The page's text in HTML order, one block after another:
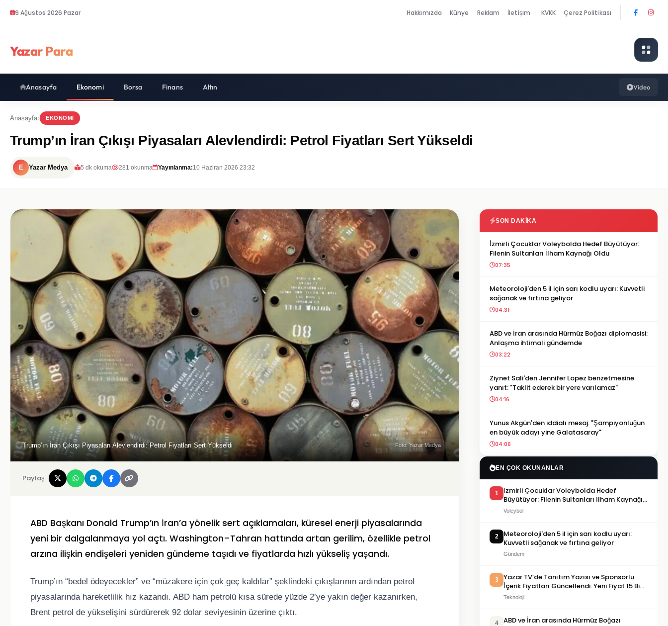
9 Ağustos 2026 Pazar Hakkımızda Künye Reklam İletişim KVKK Çerez Politikası
Yazar Para
Anasayfa Ekonomi Borsa Finans Altın Video
Anasayfa EKONOMI
Trump’ın İran Çıkışı Piyasaları Alevlendirdi: Petrol Fiyatları Sert Yükseldi
E Yazar Medya 5 dk okuma 281 okunma Yayınlanma:10 Haziran 2026 23:32
Trump’ın İran Çıkışı Piyasaları Alevlendirdi: Petrol Fiyatları Sert Yükseldi Foto: Yazar Medya
Paylaş
ABD Başkanı Donald Trump’ın İran’a yönelik sert açıklamaları, küresel enerji piyasalarında
yeni bir dalgalanmaya yol açtı. Washington–Tahran hattında artan gerilim, özellikle petrol
arzına ilişkin endişeleri yeniden gündeme taşıdı ve fiyatlarda hızlı yükseliş yaşandı.
Trump’ın “bedel ödeyecekler” ve “müzakere için çok geç kaldılar” şeklindeki çıkışlarının ardından petrol
piyasalarında hareketlilik hız kazandı. ABD ham petrolü kısa sürede yüzde 2’ye yakın değer kazanırken,
Brent petrol de yükselişini sürdürerek 92 dolar seviyesinin üzerine çıktı.
SON DAKIKA
İzmirli Çocuklar Voleybolda Hedef Büyütüyor:
Filenin Sultanları İlham Kaynağı Oldu
07:35
Meteoroloji'den 5 il için sarı kodlu uyarı: Kuvvetli
sağanak ve fırtına geliyor
04:31
ABD ve İran arasında Hürmüz Boğazı diplomasisi:
Anlaşma ihtimali gündemde
03:22
Ziynet Sali'den Jennifer Lopez benzetmesine
yanıt: "Taklit ederek bir yere varılamaz"
04:16
Yunus Akgün'den iddialı mesaj: "Şampiyonluğun
en büyük adayı yine Galatasaray"
04:06
EN ÇOK OKUNANLAR
1
İzmirli Çocuklar Voleybolda Hedef
Büyütüyor: Filenin Sultanları İlham Kaynağı
Oldu
Voleybol
2
Meteoroloji'den 5 il için sarı kodlu uyarı:
Kuvvetli sağanak ve fırtına geliyor
Gündem
3
Yazar TV’de Tanıtım Yazısı ve Sponsorlu
İçerik Fiyatları Güncellendi: Yeni Fiyat 15 Bin
TL
Teknoloji
4
ABD ve İran arasında Hürmüz Boğazı